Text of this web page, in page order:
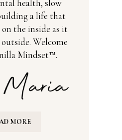
health, slow
a life that
on the inside as it
Welcome
Mindset™.
MORE